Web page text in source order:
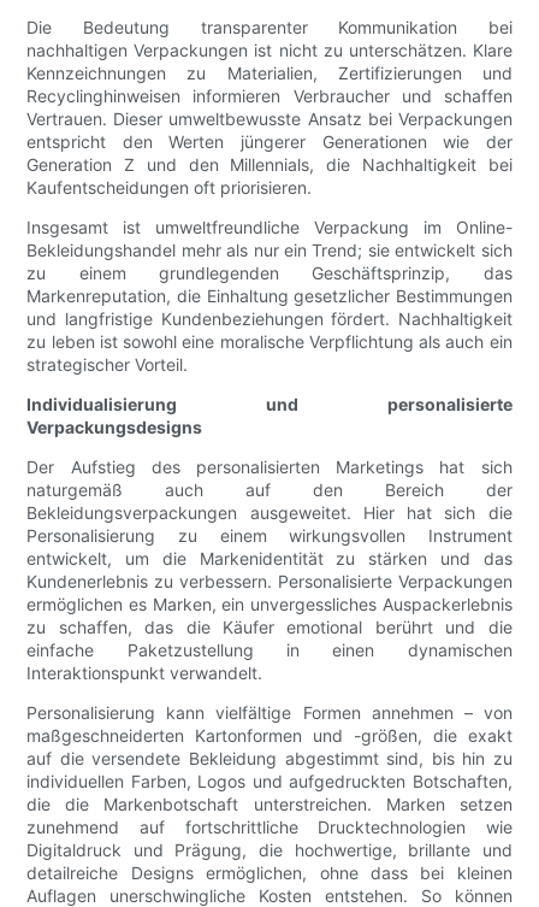
Die Bedeutung transparenter Kommunikation bei
nachhaltigen Verpackungen ist nicht zu unterschätzen. Klare
Kennzeichnungen zu Materialien, Zertifizierungen und
Recyclinghinweisen informieren Verbraucher und schaffen
Vertrauen. Dieser umweltbewusste Ansatz bei Verpackungen
entspricht den Werten jüngerer Generationen wie der
Generation Z und den Millennials, die Nachhaltigkeit bei
Kaufentscheidungen oft priorisieren.
Insgesamt ist umweltfreundliche Verpackung im Online-
Bekleidungshandel mehr als nur ein Trend; sie entwickelt sich
zu einem grundlegenden Geschäftsprinzip, das
Markenreputation, die Einhaltung gesetzlicher Bestimmungen
und langfristige Kundenbeziehungen fördert. Nachhaltigkeit
zu leben ist sowohl eine moralische Verpflichtung als auch ein
strategischer Vorteil.
Individualisierung und personalisierte
Verpackungsdesigns
Der Aufstieg des personalisierten Marketings hat sich
naturgemäß auch auf den Bereich der
Bekleidungsverpackungen ausgeweitet. Hier hat sich die
Personalisierung zu einem wirkungsvollen Instrument
entwickelt, um die Markenidentität zu stärken und das
Kundenerlebnis zu verbessern. Personalisierte Verpackungen
ermöglichen es Marken, ein unvergessliches Auspackerlebnis
zu schaffen, das die Käufer emotional berührt und die
einfache Paketzustellung in einen dynamischen
Interaktionspunkt verwandelt.
Personalisierung kann vielfältige Formen annehmen – von
maßgeschneiderten Kartonformen und -größen, die exakt
auf die versendete Bekleidung abgestimmt sind, bis hin zu
individuellen Farben, Logos und aufgedruckten Botschaften,
die die Markenbotschaft unterstreichen. Marken setzen
zunehmend auf fortschrittliche Drucktechnologien wie
Digitaldruck und Prägung, die hochwertige, brillante und
detailreiche Designs ermöglichen, ohne dass bei kleinen
Auflagen unerschwingliche Kosten entstehen. So können